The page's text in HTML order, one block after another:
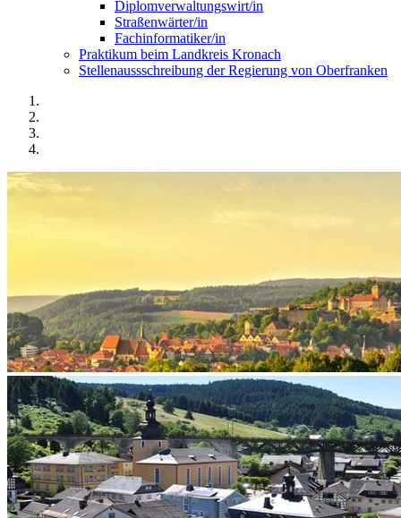
Diplomverwaltungswirt/in
Straßenwärter/in
Fachinformatiker/in
Praktikum beim Landkreis Kronach
Stellenaussschreibung der Regierung von Oberfranken